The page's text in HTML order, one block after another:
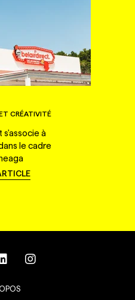
CRÉATIVITÉ
à
le cadre